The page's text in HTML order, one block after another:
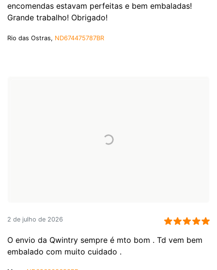
encomendas estavam perfeitas e bem embaladas!
Grande trabalho! Obrigado!
Rio das Ostras, ND674475787BR
2 de julho de 2026
O envio da Qwintry sempre é mto bom . Td vem bem
embalado com muito cuidado .